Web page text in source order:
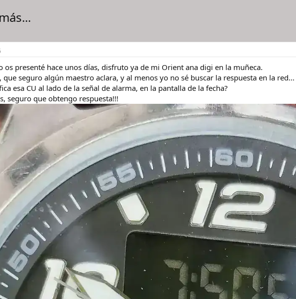
os presenté hace unos días, disfruto ya de mi Orient ana digi en la muñeca.
que seguro algún maestro aclara, y al menos yo no sé buscar la respuesta en la red...
esa CU al lado de la señal de alarma, en la pantalla de la fecha?
seguro que obtengo respuesta!!!